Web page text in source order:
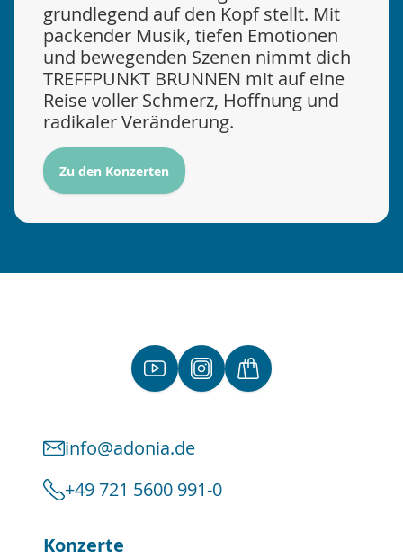
grundlegend auf den Kopf stellt. Mit
packender Musik, tiefen Emotionen
und bewegenden Szenen nimmt dich
TREFFPUNKT BRUNNEN mit auf eine
Reise voller Schmerz, Hoffnung und
radikaler Veränderung.
Zu den Konzerten
Konzerte
info@adonia.de
+49 721 5600 991-0